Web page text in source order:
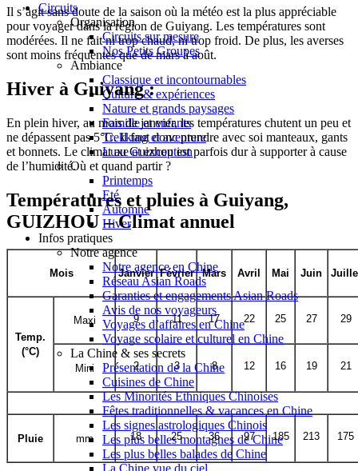
Circuits
Organisation
Circuits sur mesure
Nos Petits Groupes
Ambiance
Classique et incontournables
Culture & expériences
Nature et grands paysages
Famille et enfants
Trekking et aventure
Luxe et exception
Où et quand partir ?
Printemps
Eté
Automne
Hiver
Infos pratiques
Notre agence
Notre agence en Chine
Réseau Asian Roads
Garanties et engagements Asian Roads
Avis de nos voyageurs
Voyages d’affaires en Chine
Voyage scolaire et culturel en Chine
La Chine & ses secrets
Présentation de la Chine
Cuisines de Chine
Les Minorités Ethniques Chinoises
Fêtes traditionnelles & vacances en Chine
Les signes astrologiques Chinois
Les plus belles montagnes de Chine
Les plus belles balades de Chine
La Chine vue du ciel
Il s’agit sans doute de la saison où la météo est la plus appréciable
pour voyager dans la région de Guiyang. Les températures sont
modérées. Il ne fait ni trop chaud, ni trop froid. De plus, les averses
sont moins fréquentes que de mars à août.
Hiver à Guiyang :
En plein hiver, au mois de janvier, les températures chutent un peu et
ne dépassent pas 5°C. Il faut donc prendre avec soi manteaux, gants
et bonnets. Le climat au Guizhou est parfois dur à supporter à cause
de l’humidité.
Températures et pluies à Guiyang,
GUIZHOU – Climat annuel
Mois Janvier Février Mars Avril Mai Juin
Temp.
(°C)
Maxi 9 11 17 22 25 27 29
Mini 2 3 8 12 16 19 21
Pluie mm 18 25 36 97 185 213 175